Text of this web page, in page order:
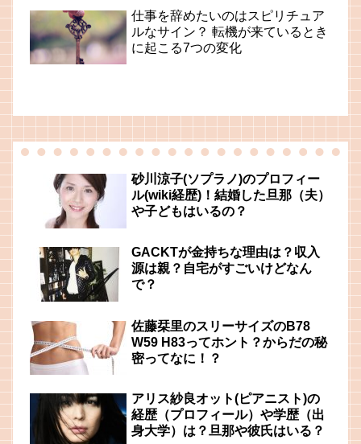
仕事を辞めたいのはスピリチュア
ルなサイン？ 転機が来ているとき
に起こる7つの変化
砂川涼子(ソプラノ)のプロフィー
ル(wiki経歴)！結婚した旦那（夫）
や子どもはいるの？
GACKTが金持ちな理由は？収入
源は親？自宅がすごいけどなん
で？
佐藤栞里のスリーサイズのB78
W59 H83ってホント？からだの秘
密ってなに！？
アリス紗良オット(ピアニスト)の
経歴（プロフィール）や学歴（出
身大学）は？旦那や彼氏はいる？